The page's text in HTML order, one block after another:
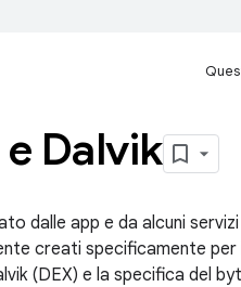
Dalvik
dalle app e da alcuni
creati specificamente per
(DEX) e la specifica del